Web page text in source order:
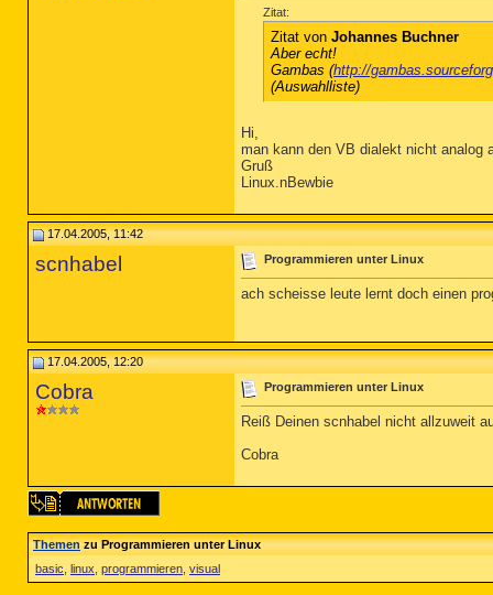
Zitat:
Zitat von Johannes Buchner
Aber echt!
Gambas (http://
(Auswahlliste)
Hi,
man kann den VB dialekt nicht analog
Gruß
Linux.nBewbie
17.04.2005, 11:42
scnhabel Programmieren unter Linux
ach scheisse leute lernt doch einen
17.04.2005, 12:20
Cobra Programmieren unter Linux
Reiß Deinen scnhabel nicht allzuweit
Cobra
Themenzu Programmieren unter Linux
basic linux programmieren visual